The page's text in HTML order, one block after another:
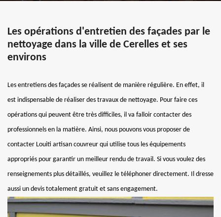
Les opérations d'entretien des façades par le
nettoyage dans la ville de Cerelles et ses
environs
Les entretiens des façades se réalisent de manière régulière. En effet, il
est indispensable de réaliser des travaux de nettoyage. Pour faire ces
opérations qui peuvent être très difficiles, il va falloir contacter des
professionnels en la matière. Ainsi, nous pouvons vous proposer de
contacter Louiti artisan couvreur qui utilise tous les équipements
appropriés pour garantir un meilleur rendu de travail. Si vous voulez des
renseignements plus détaillés, veuillez le téléphoner directement. Il dresse
aussi un devis totalement gratuit et sans engagement.